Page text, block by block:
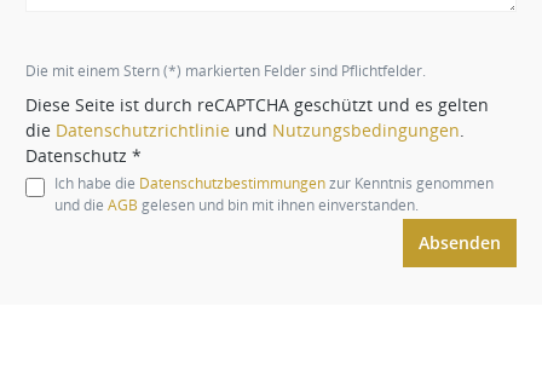
Die mit einem Stern (*) markierten Felder sind Pflichtfelder.
Diese Seite ist durch reCAPTCHA geschützt und es gelten
die Datenschutzrichtlinie und Nutzungsbedingungen
Datenschutz *
Ich habe die Datenschutzbestimmungenzur Kenntnis genommen
und die AGB gelesen und bin mit ihnen einverstanden.
Absenden